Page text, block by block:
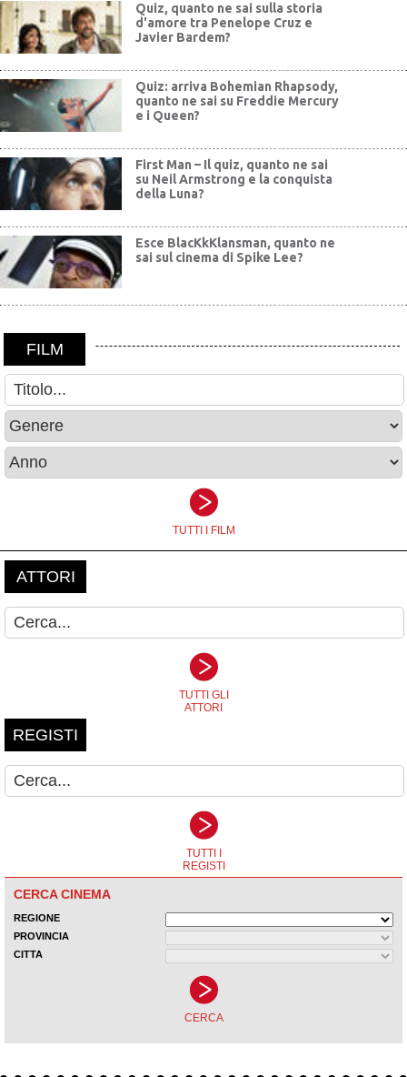
Quiz, quanto ne sai sulla storia
d'amore tra Penelope Cruz e
Javier Bardem?
Quiz: arriva Bohemian Rhapsody,
quanto ne sai su Freddie Mercury
e i Queen?
First Man – Il quiz, quanto ne sai
su Neil Armstrong e la conquista
della Luna?
Esce BlacKkKlansman, quanto ne
sai sul cinema di Spike Lee?